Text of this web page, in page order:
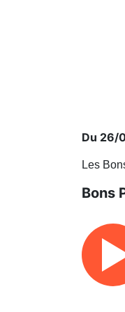
Du 26/
Les
Bons